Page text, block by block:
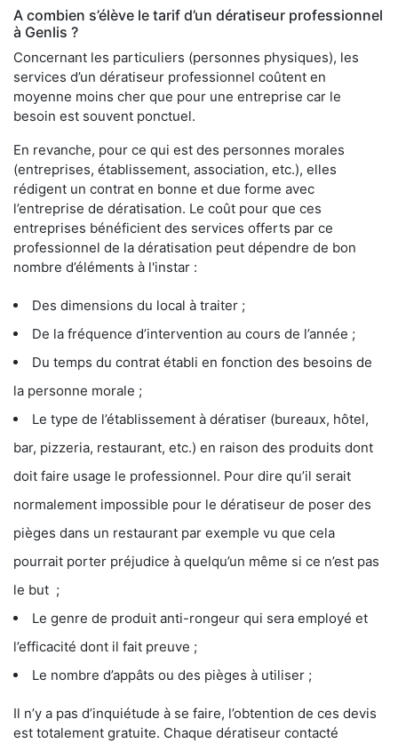
A combien s’élève le tarif d’un dératiseur professionnel
à Genlis ?
Concernant les particuliers (personnes physiques), les
services d’un dératiseur professionnel coûtent en
moyenne moins cher que pour une entreprise car le
besoin est souvent ponctuel.
En revanche, pour ce qui est des personnes morales
(entreprises, établissement, association, etc.), elles
rédigent un contrat en bonne et due forme avec
l’entreprise de dératisation. Le coût pour que ces
entreprises bénéficient des services offerts par ce
professionnel de la dératisation peut dépendre de bon
nombre d’éléments à l'instar :
Des dimensions du local à traiter ;
De la fréquence d’intervention au cours de l’année ;
Du temps du contrat établi en fonction des besoins de
la personne morale ;
Le type de l’établissement à dératiser (bureaux, hôtel,
bar, pizzeria, restaurant, etc.) en raison des produits dont
doit faire usage le professionnel. Pour dire qu’il serait
normalement impossible pour le dératiseur de poser des
pièges dans un restaurant par exemple vu que cela
pourrait porter préjudice à quelqu’un même si ce n’est pas
le but ;
Le genre de produit anti-rongeur qui sera employé et
l’efficacité dont il fait preuve ;
Le nombre d’appâts ou des pièges à utiliser ;
Il n’y a pas d’inquiétude à se faire, l’obtention de ces devis
est totalement gratuite. Chaque dératiseur contacté